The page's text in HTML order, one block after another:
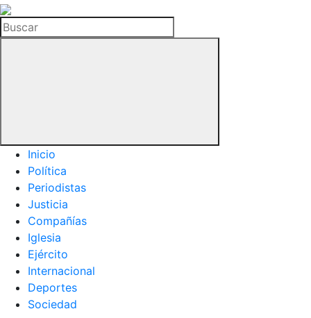
La
Hemeroteca
del
Buscar
Inicio
Política
Periodistas
Justicia
Compañías
Iglesia
Ejército
Internacional
Deportes
Sociedad